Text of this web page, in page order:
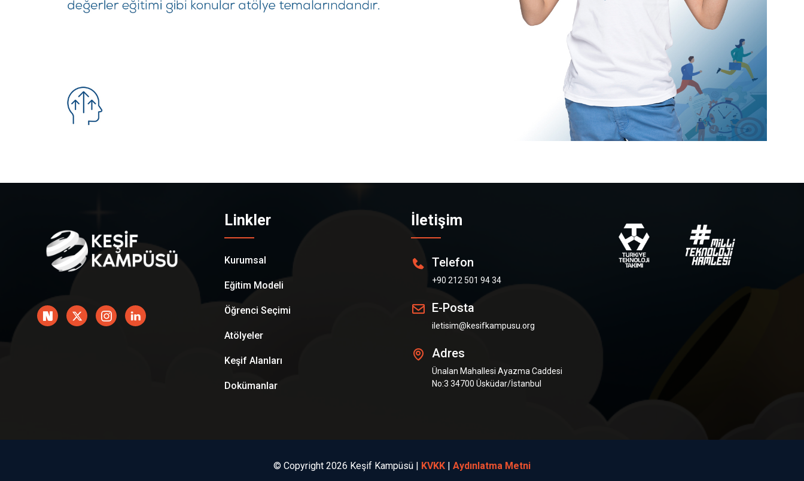
Linkler
Kurumsal
Eğitim Modeli
Öğrenci Seçimi
Atölyeler
Keşif Alanları
Dokümanlar
İletişim
Telefon
+90 212 501 94 34
E-Posta
iletisim@kesifkampusu.org
Adres
Ünalan Mahallesi Ayazma Caddesi
No:3 34700 Üsküdar/İstanbul
© Copyright 2026 Keşif Kampüsü KVKK Aydınlatma Metni